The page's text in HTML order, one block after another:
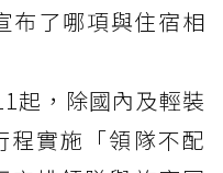
布了哪項與住宿相
起，除國內及輕裝
程實施「領隊不配